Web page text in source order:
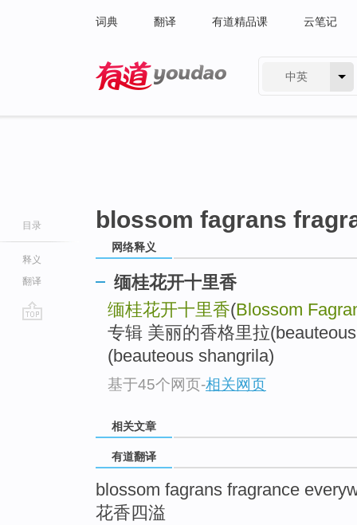
词典 翻译 有道精品课 云笔记
中英
目录
释义
翻译
blossom fagrans
网络释义
缅桂花开十里香
缅桂花开十里香(Blossom
专辑 美丽的香格里拉
(beauteous shangrila)
基于45个网页-相关网页
相关文章
有道翻译
blossom fagrans fragrance
花香四溢